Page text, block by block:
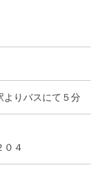
よりバスにて５分
０４